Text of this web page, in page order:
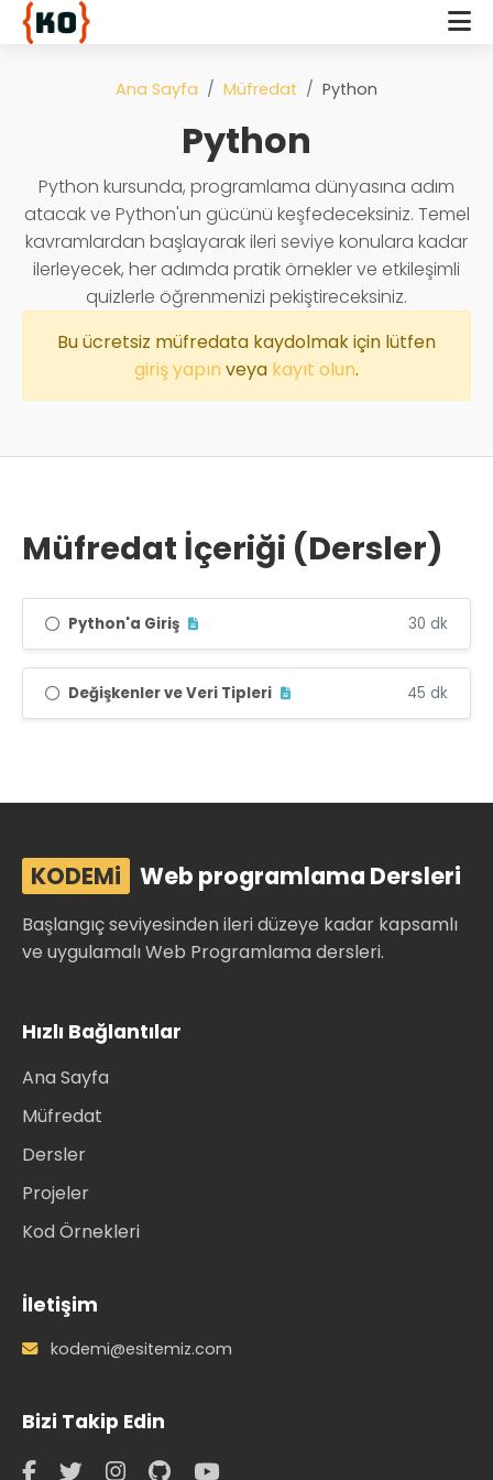
Ana Sayfa Müfredat Python
Python
Python kursunda, programlama dünyasına adım
atacak ve Python'un gücünü keşfedeceksiniz. Temel
kavramlardan başlayarak ileri seviye konulara kadar
ilerleyecek, her adımda pratik örnekler ve etkileşimli
quizlerle öğrenmenizi pekiştireceksiniz.
Bu ücretsiz müfredata kaydolmak için lütfen
giriş yapın veya kayıt olun.
Müfredat İçeriği (Dersler)
Python'a Giriş 30 dk
Değişkenler ve Veri Tipleri 45 dk
KODEMi Web programlama Dersleri
Başlangıç seviyesinden ileri düzeye kadar kapsamlı
ve uygulamalı Web Programlama dersleri.
Hızlı Bağlantılar
Ana Sayfa
Müfredat
Dersler
Projeler
Kod Örnekleri
İletişim
kodemi@esitemiz.com
Bizi Takip Edin